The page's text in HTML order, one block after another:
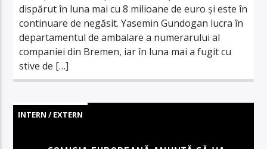
dispărut în luna mai cu 8 milioane de euro și este în
continuare de negăsit. Yasemin Gundogan lucra în
departamentul de ambalare a numerarului al
companiei din Bremen, iar în luna mai a fugit cu
stive de […]
INTERN / EXTERN